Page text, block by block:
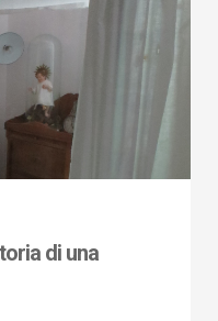
di una